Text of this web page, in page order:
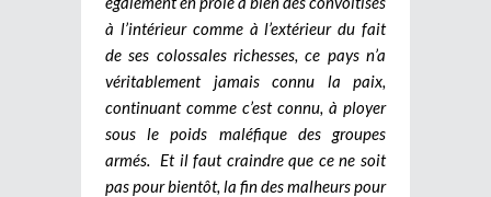
à l’intérieur comme à l’extérieur du fait
de ses colossales richesses, ce pays n’a
véritablement jamais connu la paix,
continuant comme c’est connu, à ployer
sous le poids maléfique des groupes
armés. Et il faut craindre que ce ne soit
pas pour bientôt, la fin des malheurs pour